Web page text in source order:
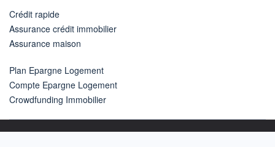
Crédit rapide
Assurance crédit immobilier
Assurance maison
Plan Epargne Logement
Compte Epargne Logement
Crowdfunding Immobilier